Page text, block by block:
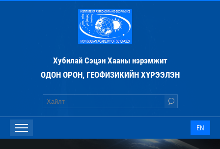
Хубилай Сэцэн Хааны нэрэмжит
ОДОН ОРОН, ГЕОФИЗИКИЙН ХҮРЭЭЛЭН
EN